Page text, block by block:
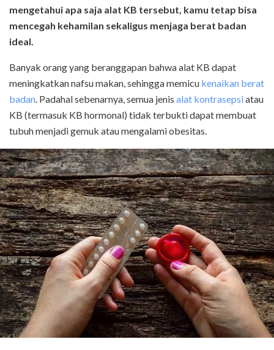
mengetahui apa saja alat KB tersebut, kamu tetap bisa
mencegah kehamilan sekaligus menjaga berat badan
ideal.
Banyak orang yang beranggapan bahwa alat KB dapat
meningkatkan nafsu makan, sehingga memicu kenaikan berat
badan. Padahal sebenarnya, semua jenis alat kontrasepsiatau
KB (termasuk KB hormonal) tidak terbukti dapat membuat
tubuh menjadi gemuk atau mengalami obesitas.